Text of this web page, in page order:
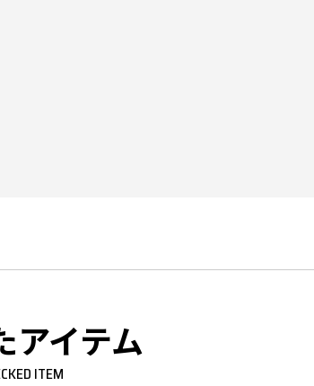
アイテム
ITEM